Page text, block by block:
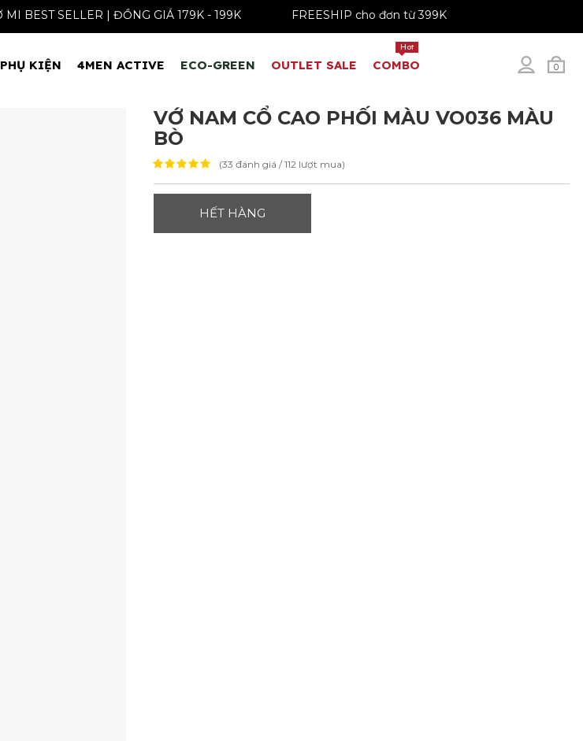
ÁO SƠ MI BEST SELLER | ĐỒNG GIÁ 179K - 199K FREESHIP cho đơn từ 399K
0
PHỤ KIỆN 4MEN ACTIVE ECO-GREEN OUTLET SALE COMBO
Hot
VỚ NAM CỔ CAO PHỐI MÀU VO036 MÀU
BÒ
(33 đánh giá / 112 lượt mua)
HẾT HÀNG